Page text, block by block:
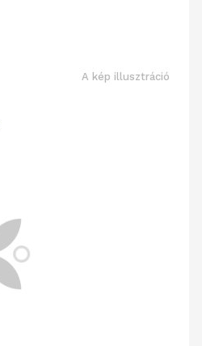
A kép illusztráció